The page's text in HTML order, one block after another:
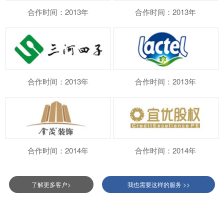
合作时间：2013年 合作时间：2013年
合作时间：2013年 合作时间：2013年
合作时间：2014年 合作时间：2014年
了解更多客户> 我也需要这样的服务 >>